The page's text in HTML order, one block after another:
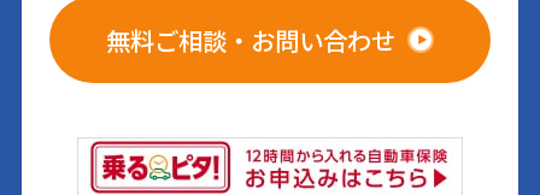
無料ご相談・お問い合わせ